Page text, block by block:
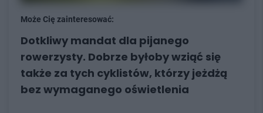
Może Cię zainteresować:
Dotkliwy mandat dla pijanego
rowerzysty. Dobrze byłoby wziąć się
także za tych cyklistów, którzy jeżdżą
bez wymaganego oświetlenia